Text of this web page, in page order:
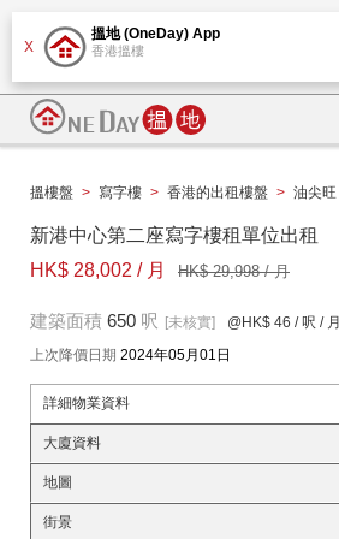
X
搵地 (OneDay) App
香港搵樓
搵樓盤 > 寫字樓 > 香港的出租樓盤 > 油尖旺
新港中心第二座寫字樓租單位出租
HK$ 28,002 / 月
HK$ 29,998 / 月
建築面積 650 呎 [未核實] @HK$ 46 / 呎 / 月
上次降價日期 2024年05月01日
詳細物業資料
大廈資料
地圖
街景